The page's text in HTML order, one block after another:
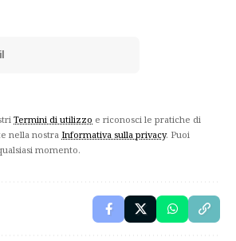
Termini di utilizzo e riconosci le pratiche di
nella nostra Informativa sulla privacy. Puoi
momento.